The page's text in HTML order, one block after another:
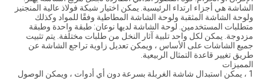
الشاشة هي أجزاء ارتداء الرئيسية. يمكن اختيار شبكة فولاذ عالية المنجنيز
ولوحة الشاشة المثقبة ولوحة الشاشة المطاطية وفقًا للمواد وكذلك
متطلبات المستخدمين. لوحة الشاشة لديها نوعان: طبقة واحدة وطبقة
مزدوجة. يمكن لكل واحد تلبية آثار النخل من طلبات مختلفة. يتم تثبيت
جميع الشاشات على الأساس ، ويمكن تعديل زاوية تراجع الشاشة عن
طريق تغيير قاعدة التمثال الربيعية.
المميزات
1 ، يمكن استبدال شاشة الغربلة بسرعة دون أي أدوات ، ويمكن الوصول